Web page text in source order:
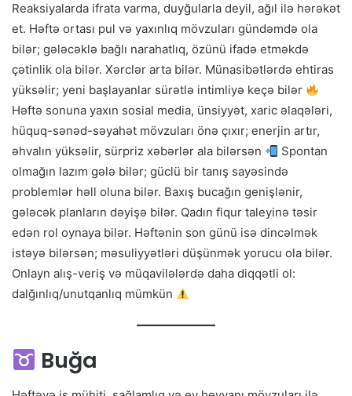
Reaksiyalarda ifrata varma, duyğularla deyil, ağıl ilə hərəkət
et. Həftə ortası pul və yaxınlıq mövzuları gündəmdə ola
bilər; gələcəklə bağlı narahatlıq, özünü ifadə etməkdə
çətinlik ola bilər. Xərclər arta bilər. Münasibətlərdə ehtiras
yüksəlir; yeni başlayanlar sürətlə intimliyə keçə bilər
Həftə sonuna yaxın sosial media, ünsiyyət, xaric əlaqələri,
hüquq-sənəd-səyahət mövzuları önə çıxır; enerjin artır,
əhvalın yüksəlir, sürpriz xəbərlər ala bilərsən
Spontan
olmağın lazım gələ bilər; güclü bir tanış sayəsində
problemlər həll oluna bilər. Baxış bucağın genişlənir,
gələcək planların dəyişə bilər. Qadın fiqur taleyinə təsir
edən rol oynaya bilər. Həftənin son günü isə dincəlmək
istəyə bilərsən; məsuliyyətləri düşünmək yorucu ola bilər.
Onlayn alış-veriş və müqavilələrdə daha diqqətli ol:
dalğınlıq/unutqanlıq mümkün
Buğa